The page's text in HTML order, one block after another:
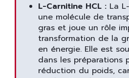
L-Carnitine HCL : La
une molécule de
gras et joue un rôle
transformation de la
en énergie. Elle est
dans les préparations
réduction du poids,